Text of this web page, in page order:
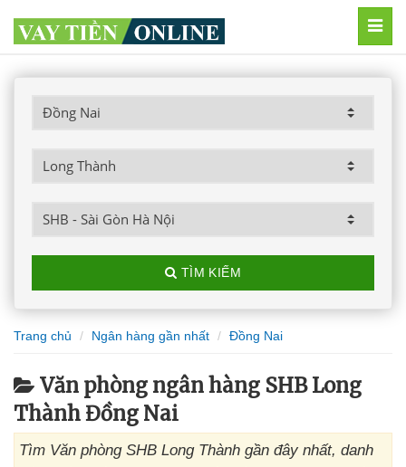
TÌM KIẾM
Trang chủ Ngân hàng gần nhất Đồng Nai
Văn phòng ngân hàng SHB Long
Thành Đồng Nai
Tìm Văn phòng SHB Long Thành gần đây nhất, danh